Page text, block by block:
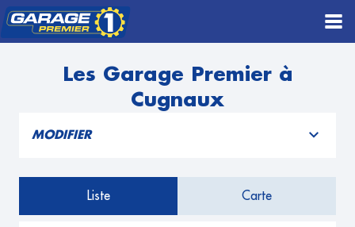
Les Garage Premier à
Cugnaux
MODIFIER
Liste Carte